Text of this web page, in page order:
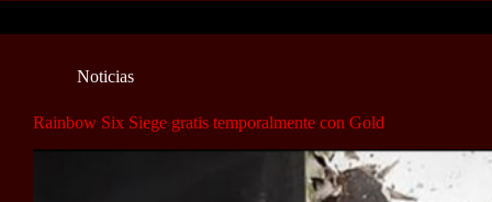
Noticias
Rainbow Six Siege gratis temporalmente con Gold